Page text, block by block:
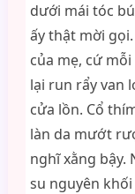
dưới mái tóc
ấy thật mời
của mẹ, cứ
lại run rẩy van
cửa lồn. Cổ
làn da mướt
nghĩ xằng bậy.
su nguyên